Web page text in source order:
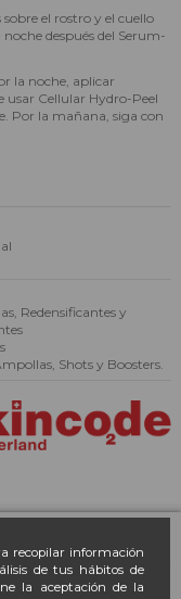
recopilar información
de tus hábitos de
la aceptación de la
el rostro y el cuello
después del Serum-
la noche, aplicar
usar Cellular Hydro-Peel
Por la mañana, siga con
Redensificantes y
Shots y Boosters.